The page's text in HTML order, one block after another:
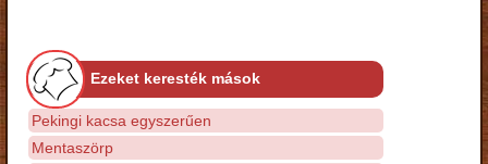
Ezeket keresték mások
Pekingi kacsa egyszerűen
Mentaszörp